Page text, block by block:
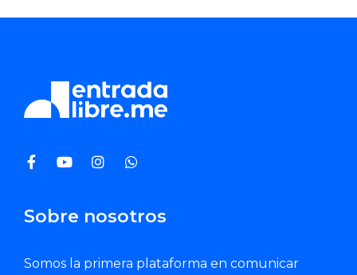
Sobre nosotros
Somos la primera plataforma en comunicar